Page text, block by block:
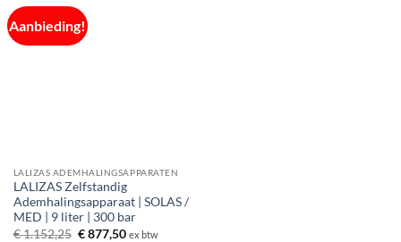
Aanbieding!
LALIZAS ADEMHALINGSAPPARATEN
LALIZAS Zelfstandig
Ademhalingsapparaat | SOLAS /
MED | 9 liter | 300 bar
€1.152,25 Oorspronkelijke
€877,50Huidige
ex btw